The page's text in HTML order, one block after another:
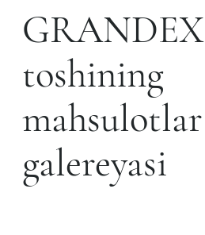
GRANDEX
toshining
mahsulotlar
galereyasi